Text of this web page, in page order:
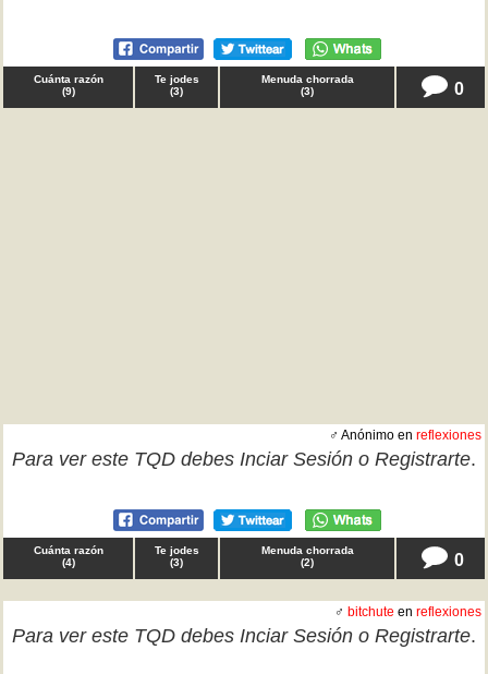
Cuánta razón
(9)
Te jodes
(3)
Menuda chorrada
(3) 0
♂ Anónimo en reflexiones
Para ver este TQD debes Inciar Sesión o Registrarte.
Cuánta razón
(4)
Te jodes
(3)
Menuda chorrada
(2) 0
♂ bitchute en reflexiones
Para ver este TQD debes Inciar Sesión o Registrarte.